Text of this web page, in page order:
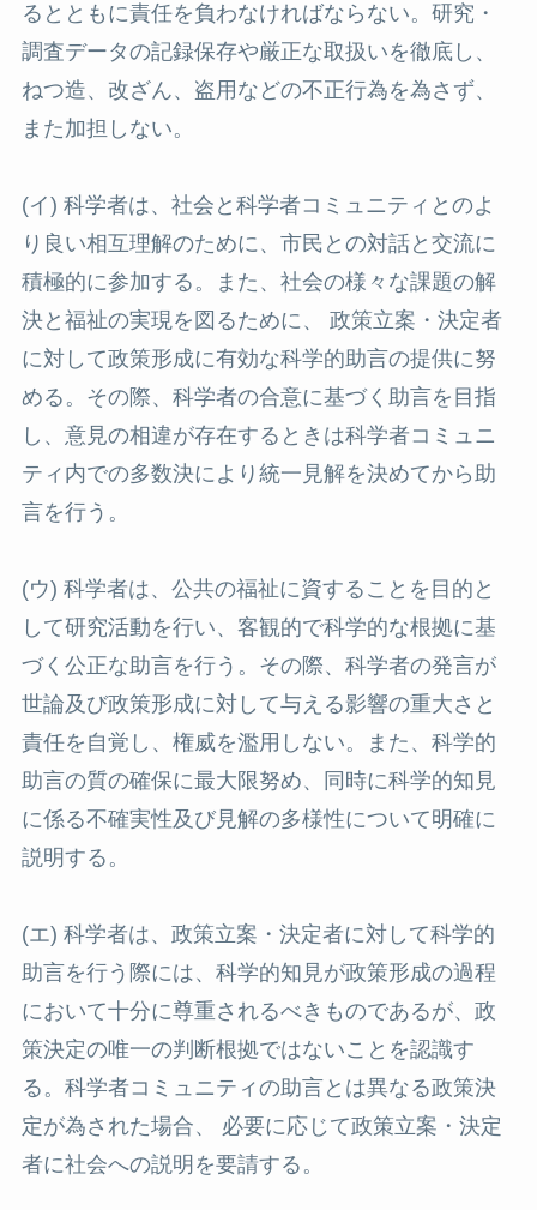
るとともに責任を負わなければならない。研究・
調査データの記録保存や厳正な取扱いを徹底し、
ねつ造、改ざん、盗用などの不正行為を為さず、
また加担しない。
(イ) 科学者は、社会と科学者コミュニティとのよ
り良い相互理解のために、市民との対話と交流に
積極的に参加する。また、社会の様々な課題の解
決と福祉の実現を図るために、 政策立案・決定者
に対して政策形成に有効な科学的助言の提供に努
める。その際、科学者の合意に基づく助言を目指
し、意見の相違が存在するときは科学者コミュニ
ティ内での多数決により統一見解を決めてから助
言を行う。
(ウ) 科学者は、公共の福祉に資することを目的と
して研究活動を行い、客観的で科学的な根拠に基
づく公正な助言を行う。その際、科学者の発言が
世論及び政策形成に対して与える影響の重大さと
責任を自覚し、権威を濫用しない。また、科学的
助言の質の確保に最大限努め、同時に科学的知見
に係る不確実性及び見解の多様性について明確に
説明する。
(エ) 科学者は、政策立案・決定者に対して科学的
助言を行う際には、科学的知見が政策形成の過程
において十分に尊重されるべきものであるが、政
策決定の唯一の判断根拠ではないことを認識す
る。科学者コミュニティの助言とは異なる政策決
定が為された場合、 必要に応じて政策立案・決定
者に社会への説明を要請する。